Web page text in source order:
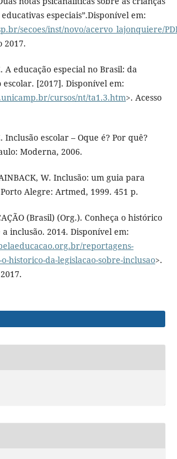
especiais”.Disponível em:
secoes/inst/novo/acervo_lajonquiere/
2017.
A educação especial no Brasil: da
escolar. [2017]. Disponível em:
cursos/nt/ta1.3.htm>. Acesso
Inclusão escolar – Oque é? Por quê?
Moderna, 2006.
W. Inclusão: um guia para
Alegre: Artmed, 1999. 451 p.
(Brasil) (Org.). Conheça o histórico
inclusão. 2014. Disponível em:
reportagens-
historico-da-legislacao-sobre-inclusao>.